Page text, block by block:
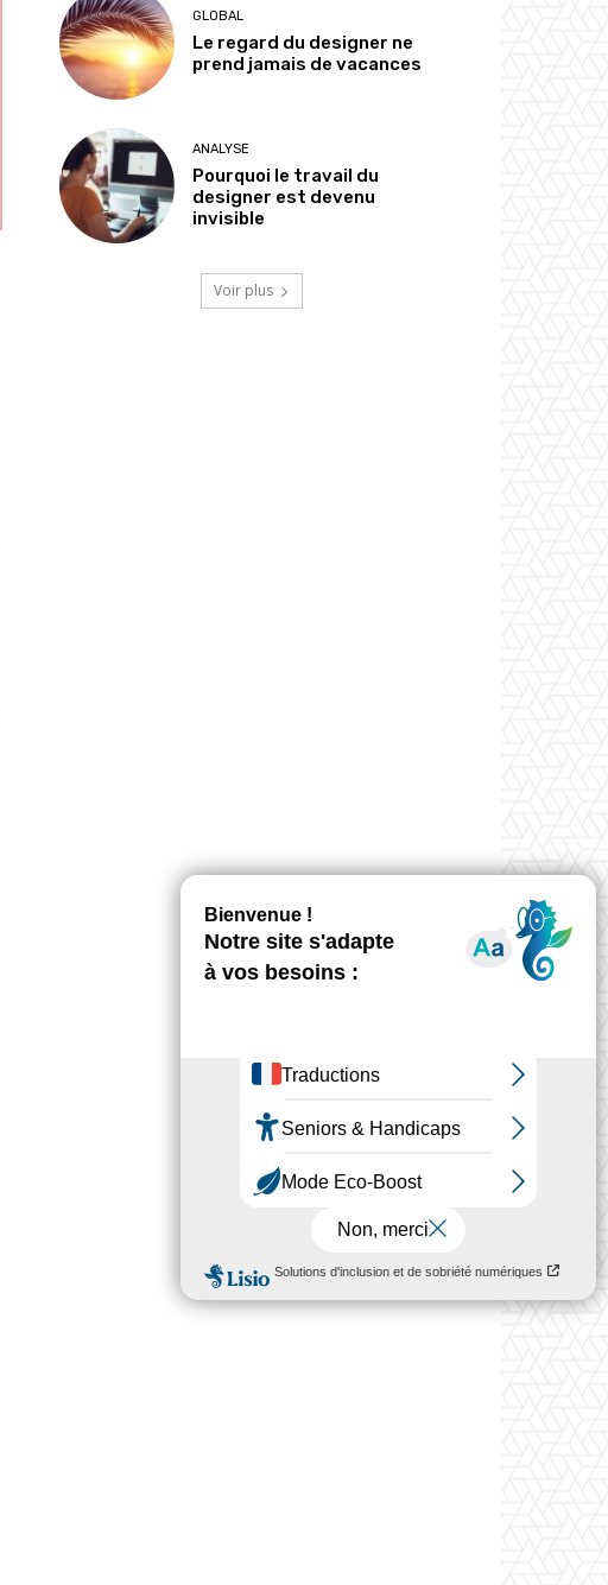
GLOBAL
Le regard du designer ne
prend jamais de vacances
ANALYSE
Pourquoi le travail du
designer est devenu
invisible
Voir plus